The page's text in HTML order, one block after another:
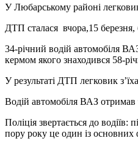
У Любарському районі легковик
ДТП сталася вчора,15
34-річний водій автомобіля
кермом якого знаходився 58-
У результаті ДТП легковик
Водій автомобіля ВАЗ отримав
Поліція звертається до
пору року це один із